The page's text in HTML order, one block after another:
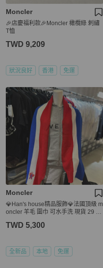
Moncler
🎉店慶福利款🎉Moncler 橄欖綠 刺繡
T恤
TWD 9,209
狀況良好 香港 免運
Moncler
💎Han's house精品服飾💎法國頂級 m
oncler 羊毛 圍巾 可水手洗 現貨 29 X
TWD 5,300
全新品 本地 免運